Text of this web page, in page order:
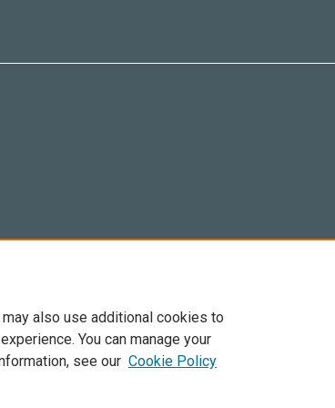
y colaboradores. Se reservan todos los derechos,
also use additional cookies to
You can manage your
see our Cookie Policy